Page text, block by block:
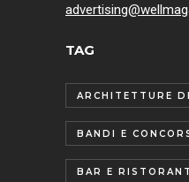
TAG
ARCHITETTURE
BANDI E
BAR E